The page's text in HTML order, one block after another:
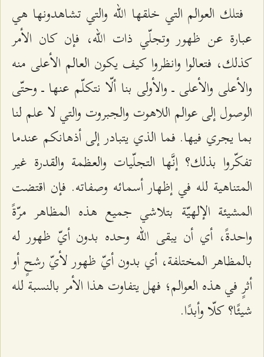
فتلك العوالم التي خلقها الله والتي تشاهدونها هي
عبارة عن ظهور وتجلّي ذات الله، فإن كان الأمر
كذلك، فتعالوا وانظروا كيف يكون العالم الأعلى منه
والأعلى والأعلى ــ والأولى بنا ألّا نتكلّم عنها ــ وحتّى
الوصول إلى عوالم اللاهوت والجبروت والتي لا علم لنا
بما يجري فيها. فما الذي يتبادر إلى أذهانكم عندما
تفكّروا بذلك؟ إنَّها التجلّيات والعظمة والقدرة غير
المتناهية لله في إظهار أسمائه وصفاته. فإن اقتضت
المشيئة الإلهيّة بتلاشي جميع هذه المظاهر مرّةً
واحدةً، أي أن يبقى الله وحده بدون أيّ ظهور له
بالمظاهر المختلفة، أي بدون أيّ ظهور لأيّ رشحٍ أو
أثرٍ في هذه العوالم؛ فهل يتفاوت هذا الأمر بالنسبة لله
شيئًا؟ كلّا وأبدًا.